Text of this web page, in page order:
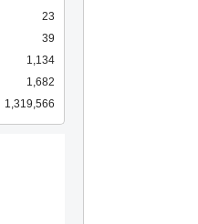
23
39
1,134
1,682
1,319,566